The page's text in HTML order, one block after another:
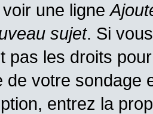
une ligne
sujet. Si
pas les droits
de votre sondage
entrez la